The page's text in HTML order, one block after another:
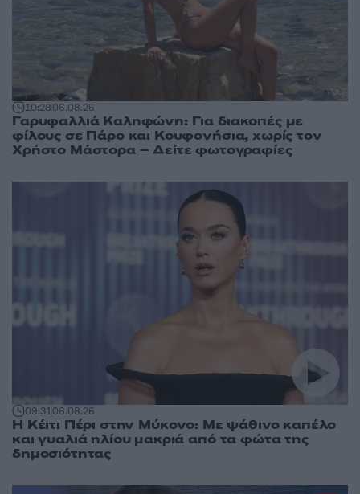
10:2806.08.26
Γαρυφαλλιά Καληφώνη: Για διακοπές με
φίλους σε Πάρο και Κουφονήσια, χωρίς τον
Χρήστο Μάστορα – Δείτε φωτογραφίες
09:3106.08.26
Η Κέιτι Πέρι στην Μύκονο: Με ψάθινο καπέλο
και γυαλιά ηλίου μακριά από τα φώτα της
δημοσιότητας